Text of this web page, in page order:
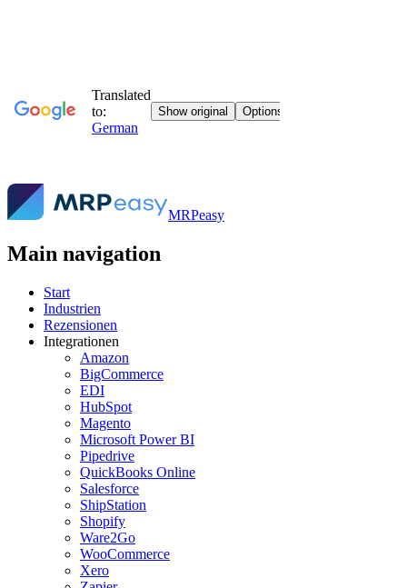
MRPeasy
Main navigation
Start
Industrien
Rezensionen
Integrationen
Amazon
BigCommerce
EDI
HubSpot
Magento
Microsoft Power BI
Pipedrive
QuickBooks Online
Salesforce
ShipStation
Shopify
Ware2Go
WooCommerce
Xero